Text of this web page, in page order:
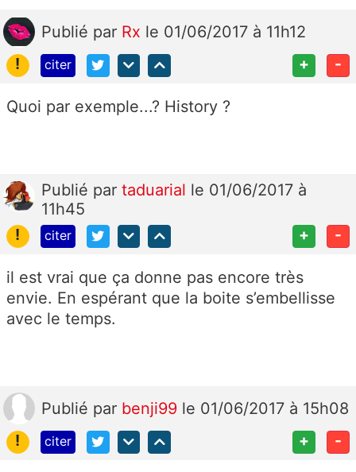
Publié par Rx le 01/06/2017 à 11h12
!
citer + -
Quoi par exemple...? History ?
Publié par taduarial le 01/06/2017 à
11h45
!
citer + -
il est vrai que ça donne pas encore très
envie. En espérant que la boite s’embellisse
avec le temps.
Publié par benji99 le 01/06/2017 à 15h08
!
citer + -